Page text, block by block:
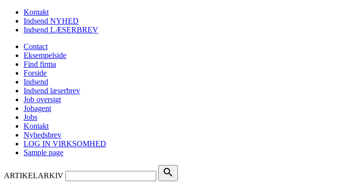
Kontakt
Indsend NYHED
Indsend LÆSERBREV
Contact
Eksempelside
Find firma
Forside
Indsend
Indsend læserbrev
Job oversigt
Jobagent
Jobs
Kontakt
Nyhedsbrev
LOG IN VIRKSOMHED
Sample page
ARTIKELARKIV search